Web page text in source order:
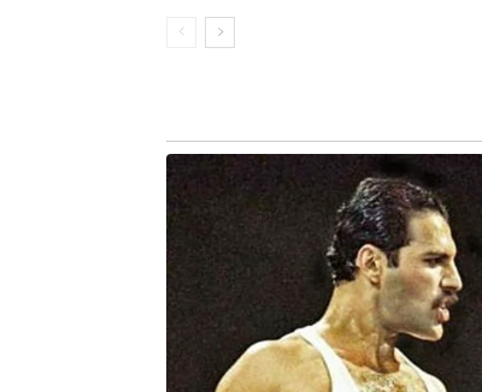
Antes, porém, os dois têm
FICHA TÉCNICA
BOTAFOGO 0 X 2 CRUZEIRO
BOTAFOGO – John; Vitinho,
Alex Telles (Cuiabano);
Correa), Savarino e Montoro.